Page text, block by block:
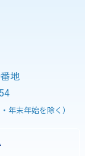
地
年末年始を除く）